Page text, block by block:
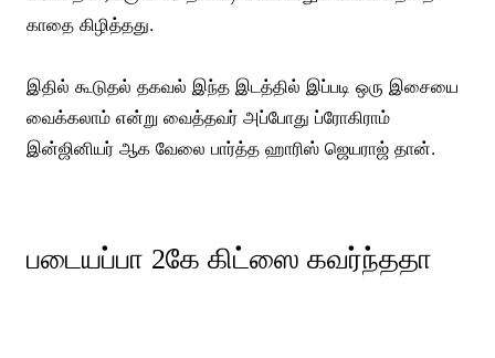
காதை கிழித்தது.
இதில் கூடுதல் தகவல் இந்த இடத்தில் இப்படி ஒரு இசையை
வைக்கலாம் என்று வைத்தவர் அப்போது ப்ரோகிராம்
இன்ஜினியர் ஆக வேலை பார்த்த ஹாரிஸ் ஜெயராஜ் தான்.
படையப்பா 2கே கிட்ஸை கவர்ந்ததா